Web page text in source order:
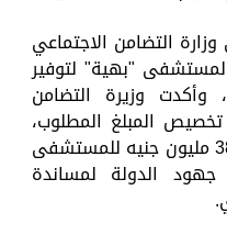
التضامن الاجتماعي
جنيه لمستشفى "بهية" لتوفير
وأكدت وزيرة التضامن
المبلغ المطلوب،
مشيرة إلى أنه سبق تخصيص 38 مليون جنيه للمستشفى
الدولة لمساندة